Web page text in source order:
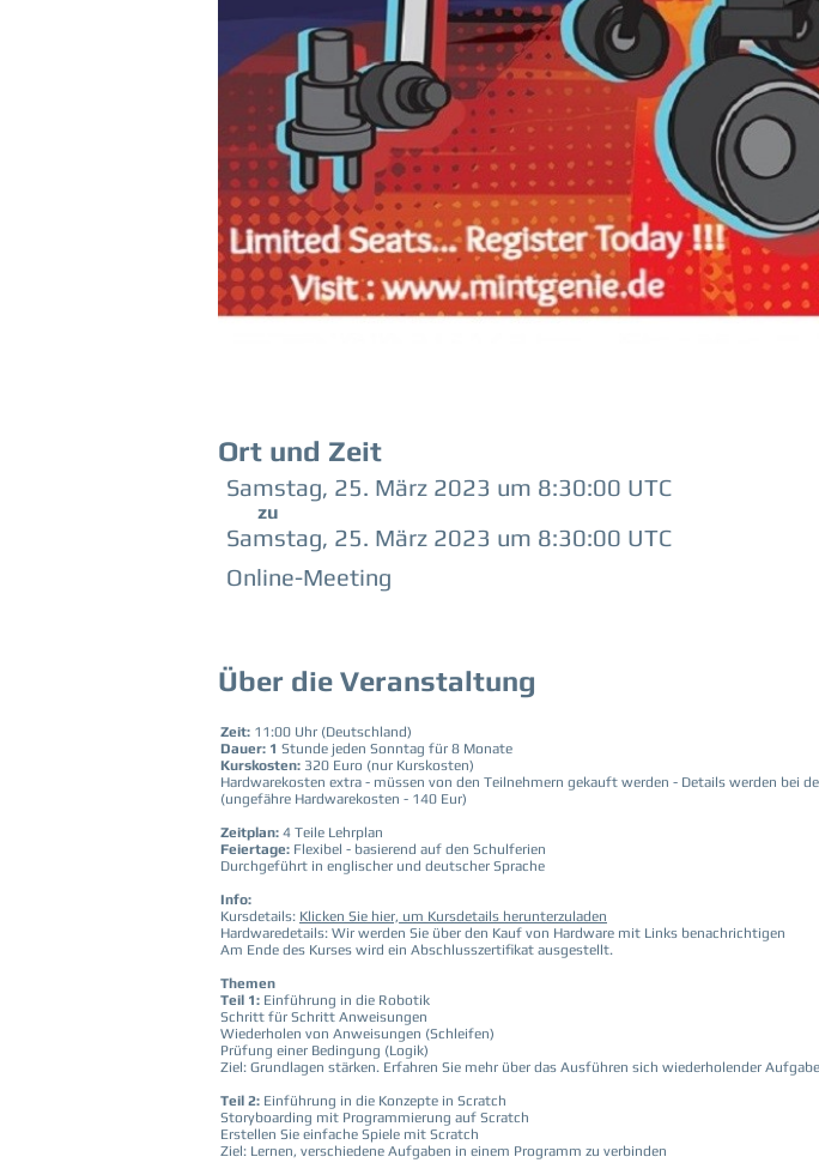
Ort und Zeit
Samstag, 25. März 2023 um 8:30:00 UTC
zu
Samstag, 25. März 2023 um 8:30:00 UTC
Online-Meeting
Über die Veranstaltung
Zeit: 11:00 Uhr (Deutschland)
Dauer: 1 Stunde jeden Sonntag für 8 Monate
Kurskosten: 320 Euro (nur Kurskosten)
Hardwarekosten extra - müssen von den Teilnehmern gekauft werden - Details werden bei
(ungefähre Hardwarekosten - 140 Eur)
Zeitplan: 4 Teile Lehrplan
Feiertage: Flexibel - basierend auf den Schulferien
Durchgeführt in englischer und deutscher Sprache
Info:
Kursdetails: Klicken Sie hier, um Kursdetails herunterzuladen
Hardwaredetails: Wir werden Sie über den Kauf von Hardware mit Links benachrichtigen
Am Ende des Kurses wird ein Abschlusszertifikat ausgestellt.
Themen
Teil 1: Einführung in die Robotik
Schritt für Schritt Anweisungen
Wiederholen von Anweisungen (Schleifen)
Prüfung einer Bedingung (Logik)
Ziel: Grundlagen stärken. Erfahren Sie mehr über das Ausführen sich wiederholender
Teil 2: Einführung in die Konzepte in Scratch
Storyboarding mit Programmierung auf Scratch
Erstellen Sie einfache Spiele mit Scratch
Ziel: Lernen, verschiedene Aufgaben in einem Programm zu verbinden